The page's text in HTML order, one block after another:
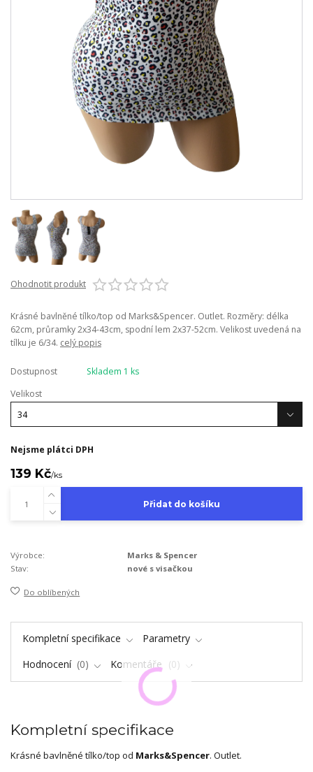
Ohodnotit produkt
Krásné bavlněné tílko/top od Marks&Spencer. Outlet. Rozměry: délka
62cm, průramky 2x34-43cm, spodní lem 2x37-52cm. Velikost uvedená na
tílku je 6/34. celý popis
Dostupnost
Skladem 1 ks
Velikost
Nejsme plátci DPH
139 Kč/ks
Přidat do košíku
Výrobce:
Marks & Spencer
Stav:
nové s visačkou
Do oblíbených
Kompletní specifikace
Parametry
Hodnocení
0 Komentáře 0
Kompletní specifikace
Krásné bavlněné tílko/top od Marks&Spencer. Outlet.